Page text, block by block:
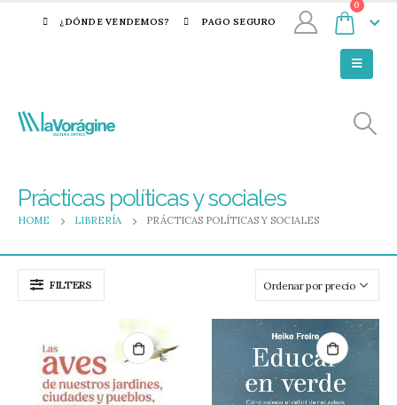
¿DÓNDE VENDEMOS? PAGO SEGURO
0
Prácticas políticas y sociales
HOME LIBRERÍA PRÁCTICAS POLÍTICAS Y SOCIALES
FILTERS